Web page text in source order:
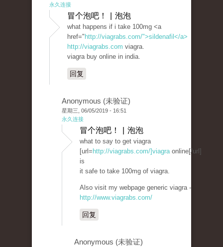
永久连接
冒个泡吧！ | 泡泡
what happens if i take 100mg <a
href=" http://viagrabs.com/">sildenafil</a>
http://viagrabs.com viagra.
viagra buy online in india.
回复
Anonymous (未验证)
星期三, 06/05/2019 - 16:51
永久连接
冒个泡吧！ | 泡泡
what to say to get viagra
[url= http://viagrabs.com/]viagraonline[/url]
is
it safe to take 100mg of viagra.
Also visit my webpage generic viagra -
http://www.viagrabs.com/
回复
Anonymous (未验证)